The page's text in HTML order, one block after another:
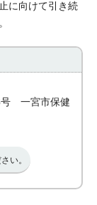
に向けて引き続
号 一宮市保健
い。